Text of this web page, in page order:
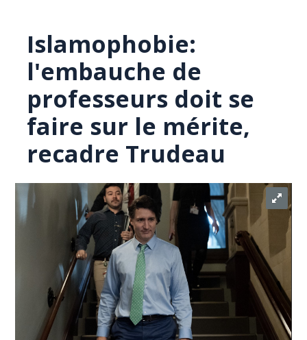
Islamophobie:
l'embauche de
professeurs doit se
faire sur le mérite,
recadre Trudeau